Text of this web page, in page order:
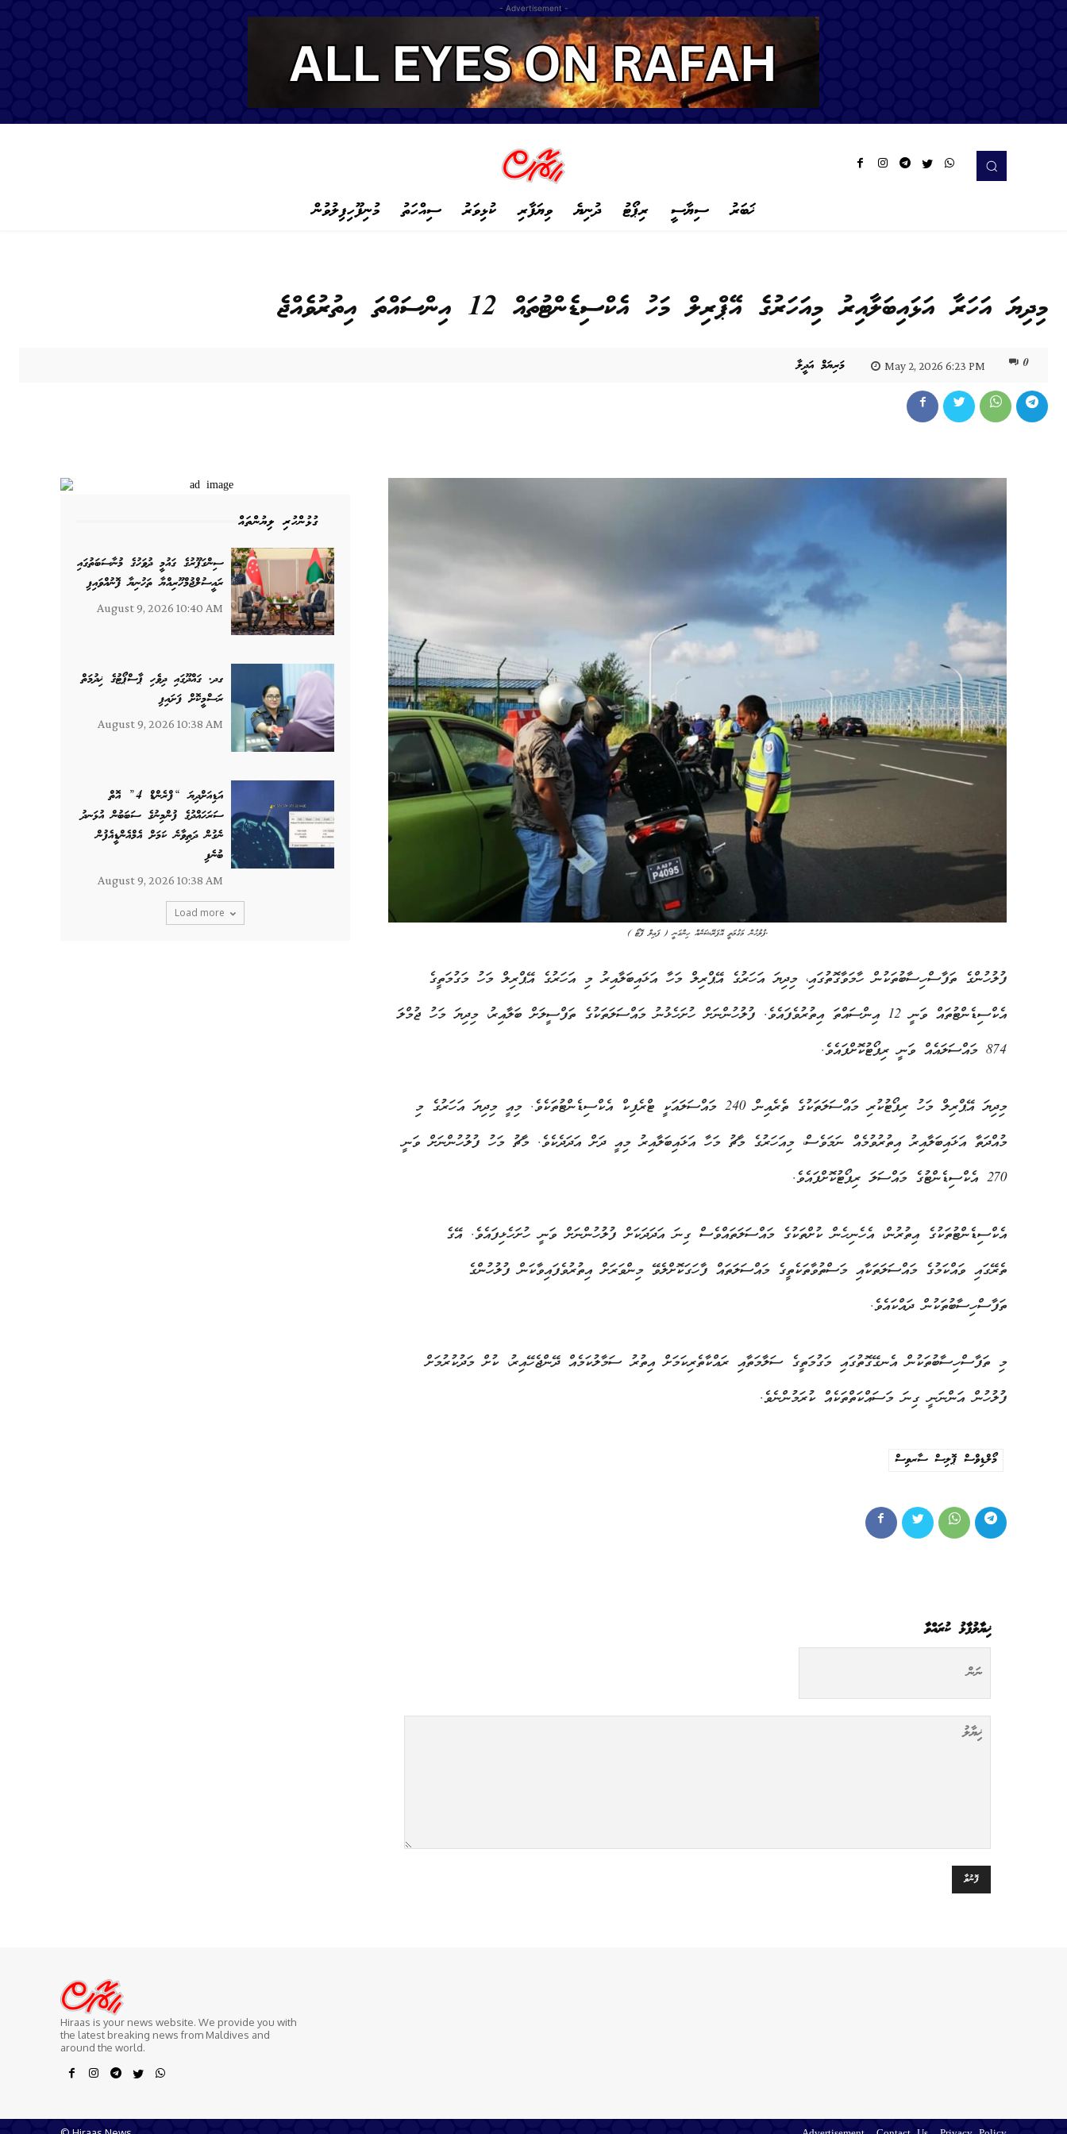
- Advertisement -
މުނިފޫހިފިލުވުން ސިއްހަތު ކުޅިވަރު ވިޔަފާރި ދުނިޔެ ރިޕޯޓު ސިޔާސީ ޚަބަރު
މިދިޔަ އަހަރާ އަޅައިބަލާއިރު މިއަހަރުގެ އޭޕްރިލް މަހު އެކްސިޑެންޓުތައް 12 އިންސައްތަ އިތުރުވެއްޖެ
މަރިޔަމް އަދީލާ May 2, 2026 6:23 PM 0
ގުޅުންހުރި ލިޔުންތައް
ސިންގަޕޫރުގެ ގައުމީ ދުވަހުގެ މުނާސަބަތުގައި
ރައީސުލްޖުމްހޫރިއްޔާ ތަހުނިޔާ ފޮނުއްވައިފި
August 9, 2026 10:40 AM
ގދ. ގައްދޫގައި ދިވެހި ޕާސްޕޯޓުގެ ޚިދުމަތް
ރަސްމީކޮށް ފަށައިފި
August 9, 2026 10:38 AM
އަޑިއަށްދިޔަ “ފްރެންޑް 4” އޮތް
ސަރަހައްދުގެ ފުންމިނުގެ ސަބަބުން އުޅަނދު
ނެގުން ދަތިވާނެ ކަމަށް އެމްއެންޑީއެފުން
ބުނެފި
August 9, 2026 10:38 AM
Load more
ފުލުހުން މަގުމަތީ އޮޕަރޭޝަނެއް ހިންގަނީ ( ފައިލް ފޮޓޯ ).
ފުލުހުންގެ ތަފާސްހިސާބުތަކުން ހާމަވާގޮތުގައި، މިދިޔަ އަހަރުގެ އޭޕްރިލް މަހާ އަޅައިބަލާއިރު މި އަހަރުގެ އޭޕްރިލް މަހު މަގުމަތީގެ
އެކްސިޑެންޓުތައް ވަނީ 12 އިންސައްތަ އިތުރުވެފައެވެ. ފުލުހުންނަށް ހުށަހެޅުނު މައްސަލަތަކުގެ ތަފްސީލަށް ބަލާއިރު، މިދިޔަ މަހު ޖުމްލަ
874 މައްސަލައެއް ވަނީ ރިޕޯޓުކޮށްފައެވެ.
މިދިޔަ އޭޕްރިލް މަހު ރިޕޯޓުކުރި މައްސަލަތަކުގެ ތެރެއިން 240 މައްސަލައަކީ ޓްރެފިކް އެކްސިޑެންޓުތަކެވެ. މިއީ މިދިޔަ އަހަރުގެ މި
މުއްދަތާ އަޅައިބަލާއިރު އިތުރުވުމެއް ނަމަވެސް، މިއަހަރުގެ މާޗު މަހާ އަޅައިބަލާއިރު މިއީ ދަށް އަދަދެކެވެ. މާޗު މަހު ފުލުހުންނަށް ވަނީ
270 އެކްސިޑެންޓުގެ މައްސަލަ ރިޕޯޓުކޮށްފައެވެ.
އެކްސިޑެންޓުތަކުގެ އިތުރުން، އެހެނިހެން ކުށްތަކުގެ މައްސަލަތައްވެސް ގިނަ އަދަދަކަށް ފުލުހުންނަށް ވަނީ ހުށަހެޅިފައެވެ. އޭގެ
ތެރޭގައި ވައްކަމުގެ މައްސަލަތަކާއި މަސްތުވާތަކެތީގެ މައްސަލަތައް ފާހަގަކޮށްލެވޭ މިންވަރަށް އިތުރުވެފައިވާކަން ފުލުހުންގެ
ތަފާސްހިސާބުތަކުން ދައްކައެވެ.
މި ތަފާސްހިސާބުތަކުން އެނގޭގޮތުގައި މަގުމަތީގެ ސަލާމަތާއި ރައްކާތެރިކަމަށް އިތުރު ސަމާލުކަމެއް ދޭންޖެހޭއިރު، ކުށް މަދުކުރުމަށް
ފުލުހުން އަންނަނީ ގިނަ މަސައްކަތްތަކެއް ކުރަމުންނެވެ.
މޯލްޑިވްސް ޕޮލިސް ސާރވިސް
ޚިޔާލުފާޅު ކުރައްވާ
Hiraas is your news website. We provide you with
the latest breaking news from Maldives and
around the world.